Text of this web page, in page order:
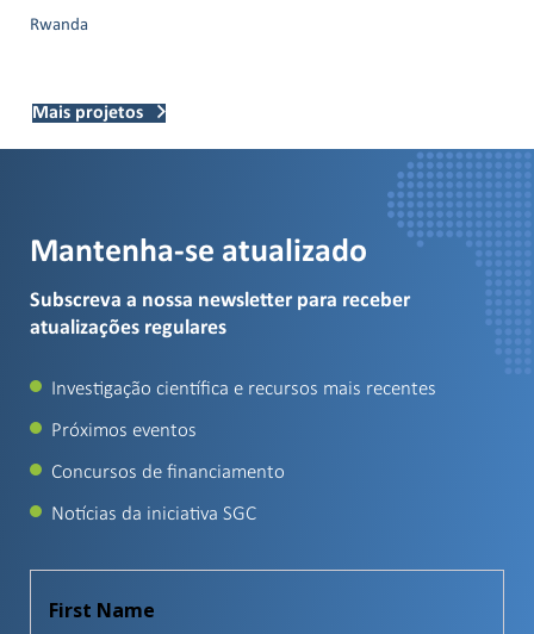
Rwanda
Mais projetos
Mantenha-se atualizado
Subscreva a nossa newsletter para receber
atualizações regulares
Investigação científica e recursos mais recentes
Próximos eventos
Concursos de financiamento
Notícias da iniciativa SGC